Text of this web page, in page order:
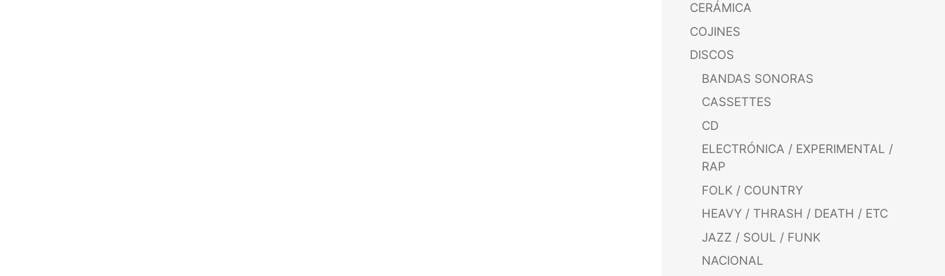
CERÁMICA
COJINES
DISCOS
BANDAS SONORAS
CASSETTES
CD
ELECTRÓNICA / EXPERIMENTAL /
RAP
FOLK / COUNTRY
HEAVY / THRASH / DEATH / ETC
JAZZ / SOUL / FUNK
NACIONAL